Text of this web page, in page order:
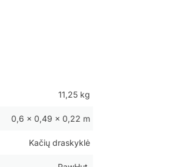
11,25 kg
0,6 × 0,49 × 0,22 m
Kačių draskyklė